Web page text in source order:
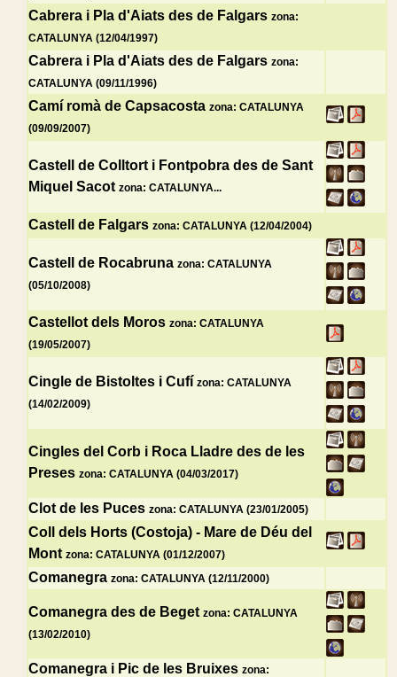
Cabrera i Pla d'Aiats des de Falgars zona:
CATALUNYA (12/04/1997)
Cabrera i Pla d'Aiats des de Falgars zona:
CATALUNYA (09/11/1996)
Camí romà de Capsacosta zona: CATALUNYA
(09/09/2007)
Castell de Colltort i Fontpobra des de Sant
Miquel Sacot zona: CATALUNYA...
Castell de Falgars zona: CATALUNYA (12/04/2004)
Castell de Rocabruna zona: CATALUNYA
(05/10/2008)
Castellot dels Moros zona: CATALUNYA
(19/05/2007)
Cingle de Bistoltes i Cufí zona: CATALUNYA
(14/02/2009)
Cingles del Corb i Roca Lladre des de les
Preses zona: CATALUNYA (04/03/2017)
Clot de les Puces zona: CATALUNYA (23/01/2005)
Coll dels Horts (Costoja) - Mare de Déu del
Mont zona: CATALUNYA (01/12/2007)
Comanegra zona: CATALUNYA (12/11/2000)
Comanegra des de Beget zona: CATALUNYA
(13/02/2010)
Comanegra i Pic de les Bruixes zona: